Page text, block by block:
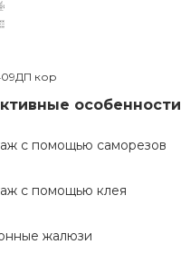
кор
особенности
с помощью саморезов
с помощью клея
жалюзи